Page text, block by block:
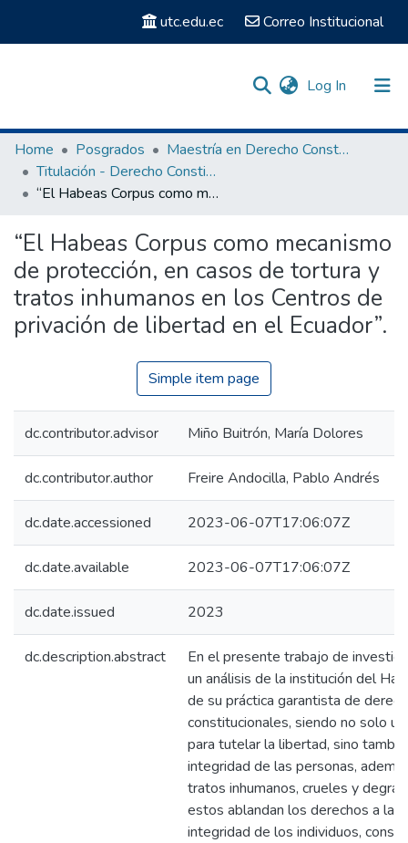
utc.edu.ec Correo Institucional
Log In (current)
Communities & Collections
Search
Home Posgrados
Maestría en Derecho Constitucional
Titulación - Derecho Constitucional
“El Habeas Corpus como mecanismo de protección, en casos de tortura y tratos inhumanos en los Centros de privación de libertad en el Ecuador”.
“El Habeas Corpus como mecanismo
de protección, en casos de tortura y
tratos inhumanos en los Centros de
privación de libertad en el Ecuador”.
Simple item page
dc.contributor.advisor Miño Buitrón, María Dolores
dc.contributor.author Freire Andocilla, Pablo Andrés
dc.date.accessioned 2023-06-07T17:06:07Z
dc.date.available 2023-06-07T17:06:07Z
dc.date.issued 2023
dc.description.abstract
En el presente trabajo de
un análisis de la institución del
de su práctica garantista de
constitucionales, siendo no solo
para tutelar la libertad, sino
integridad de las personas,
tratos inhumanos, crueles y
estos ablandan los derechos a la
integridad de los individuos,